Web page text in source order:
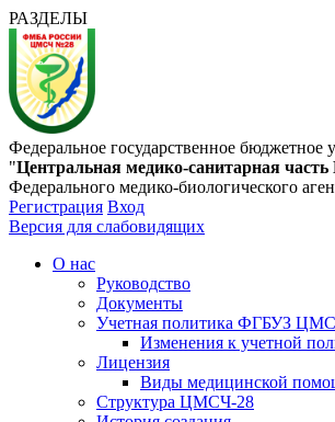
РАЗДЕЛЫ
Федеральное государственное бюджетное
"Центральная медико-санитарная
Федерального медико-биологического
Регистрация Вход
Версия для слабовидящих
О нас
Руководство
Документы
Учетная политика ФГБУЗ
Изменения к учетной
Лицензия
Виды медицинской
Структура ЦМСЧ-28